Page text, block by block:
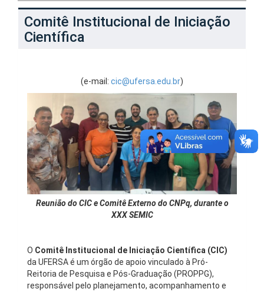
Comitê Institucional de Iniciação
Científica
(e-mail: cic@ufersa.edu.br)
Reunião do CIC e Comitê Externo do CNPq, durante o
XXX SEMIC
O Comitê Institucional de Iniciação Científica (CIC)
da UFERSA é um órgão de apoio vinculado à Pró-
Reitoria de Pesquisa e Pós-Graduação (PROPPG),
responsável pelo planejamento, acompanhamento e